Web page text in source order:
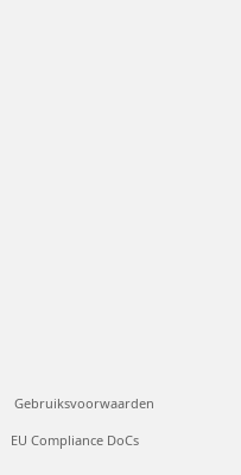
Gebruiksvoorwaarden
EU Compliance DoCs